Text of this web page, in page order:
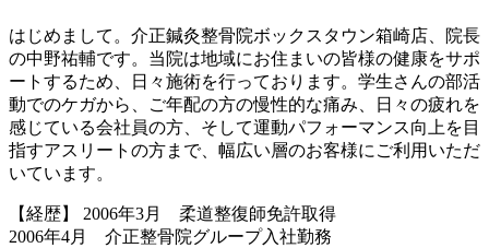
はじめまして。介正鍼灸整骨院ボックスタウン箱崎店、院長
の中野祐輔です。当院は地域にお住まいの皆様の健康をサポ
ートするため、日々施術を行っております。学生さんの部活
動でのケガから、ご年配の方の慢性的な痛み、日々の疲れを
感じている会社員の方、そして運動パフォーマンス向上を目
指すアスリートの方まで、幅広い層のお客様にご利用いただ
いています。
【経歴】
2006年3月 柔道整復師免許取得
2006年4月 介正整骨院グループ入社勤務